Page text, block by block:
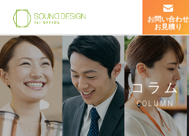
お問い合わせ
お見積り
コラム
COLUMN